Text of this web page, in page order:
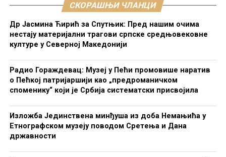
СКОРАШЊИ ЧЛАНЦИ
Др Јасмина Ћирић за Спутњик: Пред нашим очима
нестају материјални трагови српске средњовековне
културе у Северној Македонији
Радио Гораждевац: Музеј у Пећи промовише наратив
о Пећкој патријаршији као „предроманичком
споменику“ који је Србија систематски присвојила
Изложба Јединствена минђуша из доба Немањића у
Етнографском музеју поводом Сретења и Дана
државности